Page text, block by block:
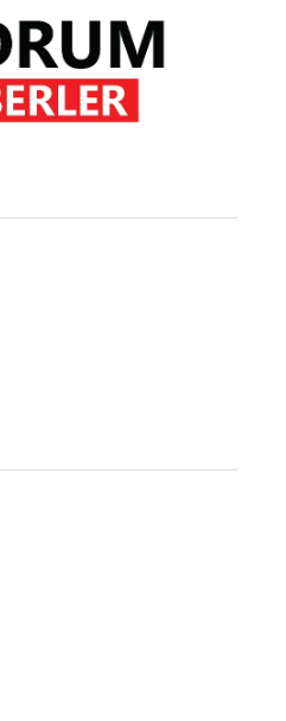
Instagram
Youtube